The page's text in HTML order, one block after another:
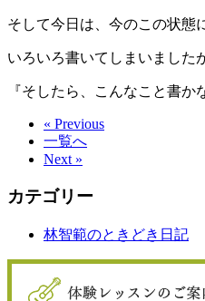
そして今日は、今のこの状態
いろいろ書いてしまいました
『そしたら、こんなこと書
« Previous
一覧へ
Next »
カテゴリー
林智範のときどき日記